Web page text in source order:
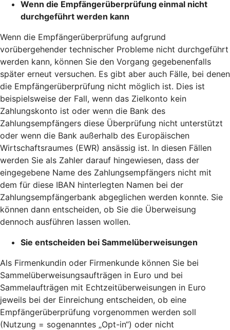
Wenn die Empfängerüberprüfung einmal nicht
durchgeführt werden kann
Wenn die Empfängerüberprüfung aufgrund
vorübergehender technischer Probleme nicht durchgeführt
werden kann, können Sie den Vorgang gegebenenfalls
später erneut versuchen. Es gibt aber auch Fälle, bei denen
die Empfängerüberprüfung nicht möglich ist. Dies ist
beispielsweise der Fall, wenn das Zielkonto kein
Zahlungskonto ist oder wenn die Bank des
Zahlungsempfängers diese Überprüfung nicht unterstützt
oder wenn die Bank außerhalb des Europäischen
Wirtschaftsraumes (EWR) ansässig ist. In diesen Fällen
werden Sie als Zahler darauf hingewiesen, dass der
eingegebene Name des Zahlungsempfängers nicht mit
dem für diese IBAN hinterlegten Namen bei der
Zahlungsempfängerbank abgeglichen werden konnte. Sie
können dann entscheiden, ob Sie die Überweisung
dennoch ausführen lassen wollen.
Sie entscheiden bei Sammelüberweisungen
Als Firmenkundin oder Firmenkunde können Sie bei
Sammelüberweisungsaufträgen in Euro und bei
Sammelaufträgen mit Echtzeitüberweisungen in Euro
jeweils bei der Einreichung entscheiden, ob eine
Empfängerüberprüfung vorgenommen werden soll
(Nutzung = sogenanntes „Opt-in“) oder nicht